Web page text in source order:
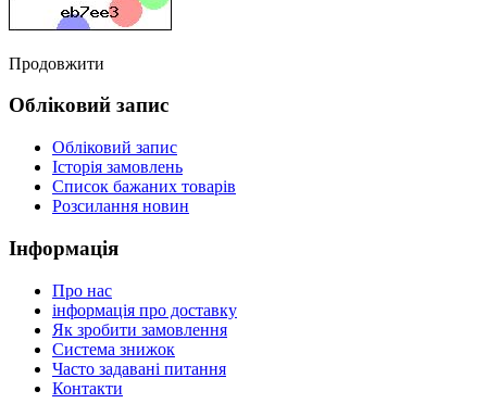
Продовжити
Обліковий запис
Обліковий запис
Історія замовлень
Список бажаних товарів
Розсилання новин
Інформація
Про нас
інформація про доставку
Як зробити замовлення
Система знижок
Часто задавані питання
Контакти